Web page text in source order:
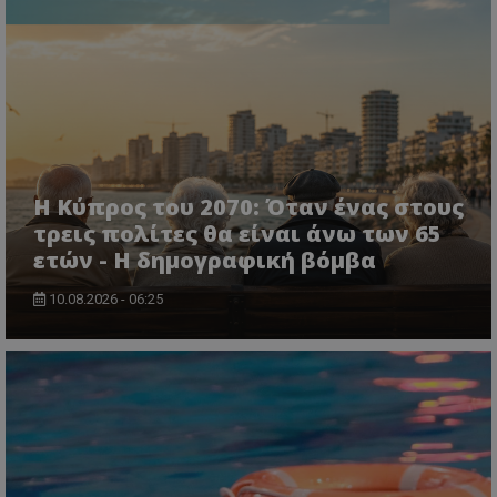
Η Κύπρος του 2070: Όταν ένας στους
τρεις πολίτες θα είναι άνω των 65
ετών - Η δημογραφική βόμβα
10.08.2026 - 06:25
VISITOR_PRIVACY_METADATA
YouTube
.youtube.com